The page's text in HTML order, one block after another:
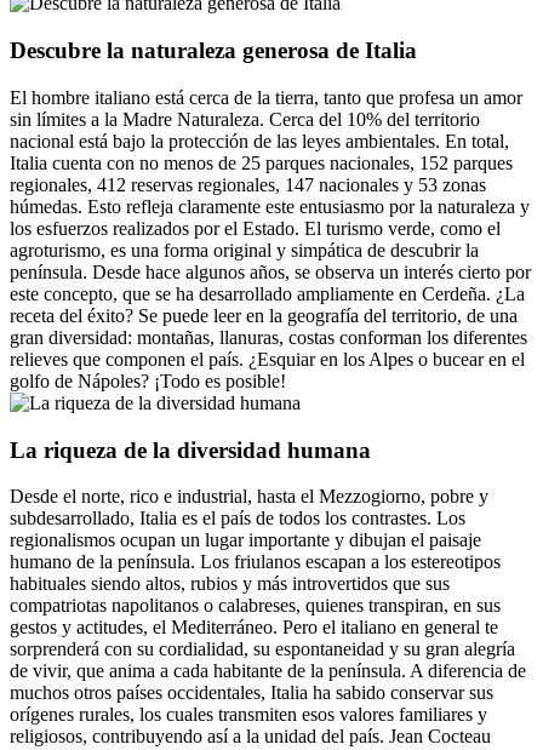
Descubre la naturaleza generosa de Italia
El hombre italiano está cerca de la tierra, tanto que profesa un amor
sin límites a la Madre Naturaleza. Cerca del 10% del territorio
nacional está bajo la protección de las leyes ambientales. En total,
Italia cuenta con no menos de 25 parques nacionales, 152 parques
regionales, 412 reservas regionales, 147 nacionales y 53 zonas
húmedas. Esto refleja claramente este entusiasmo por la naturaleza y
los esfuerzos realizados por el Estado. El turismo verde, como el
agroturismo, es una forma original y simpática de descubrir la
península. Desde hace algunos años, se observa un interés cierto por
este concepto, que se ha desarrollado ampliamente en Cerdeña. ¿La
receta del éxito? Se puede leer en la geografía del territorio, de una
gran diversidad: montañas, llanuras, costas conforman los diferentes
relieves que componen el país. ¿Esquiar en los Alpes o bucear en el
golfo de Nápoles? ¡Todo es posible!
La riqueza de la diversidad humana
Desde el norte, rico e industrial, hasta el Mezzogiorno, pobre y
subdesarrollado, Italia es el país de todos los contrastes. Los
regionalismos ocupan un lugar importante y dibujan el paisaje
humano de la península. Los friulanos escapan a los estereotipos
habituales siendo altos, rubios y más introvertidos que sus
compatriotas napolitanos o calabreses, quienes transpiran, en sus
gestos y actitudes, el Mediterráneo. Pero el italiano en general te
sorprenderá con su cordialidad, su espontaneidad y su gran alegría
de vivir, que anima a cada habitante de la península. A diferencia de
muchos otros países occidentales, Italia ha sabido conservar sus
orígenes rurales, los cuales transmiten esos valores familiares y
religiosos, contribuyendo así a la unidad del país. Jean Cocteau